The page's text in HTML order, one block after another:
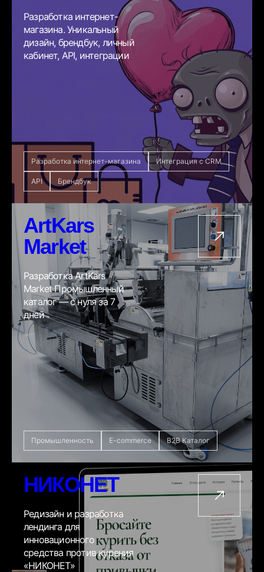
Разработка интернет-
магазина. Уникальный
дизайн, брендбук, личный
кабинет, API, интеграции
Разработка интернет-магазина Интеграция с CRM
API Брендбук
ArtKars
Market
Разработка ArtKars
Market Промышленный
каталог — с нуля за 7
дней
Промышленность E-commerce B2B Каталог
НИКОНЕТ
Редизайн и разработка
лендинга для
инновационного
средства против курения
«НИКОНЕТ»